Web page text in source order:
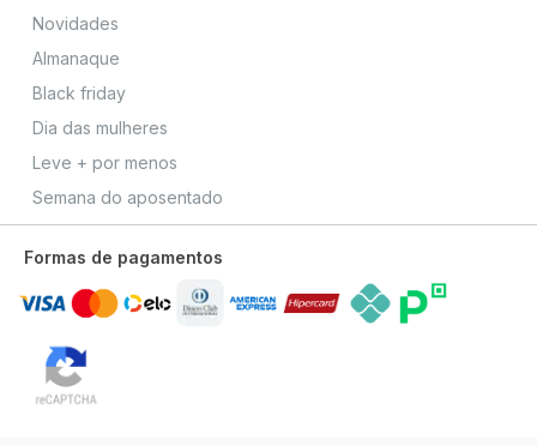
Novidades
Almanaque
Black friday
Dia das mulheres
Leve + por menos
Semana do aposentado
Formas de pagamentos